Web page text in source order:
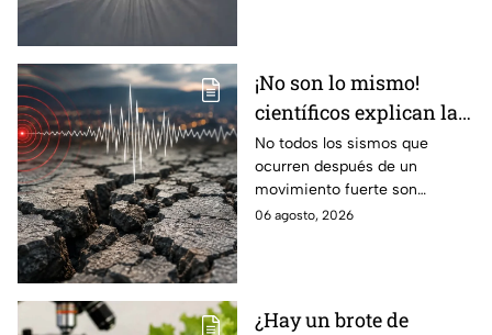
¡No son lo mismo!
científicos explican las
diferencias entre
enjambre sísmico y
réplicas
No todos los sismos que
ocurren después de un
movimiento fuerte son
réplicas. Científicos explican
06 agosto, 2026
¿Hay un brote de